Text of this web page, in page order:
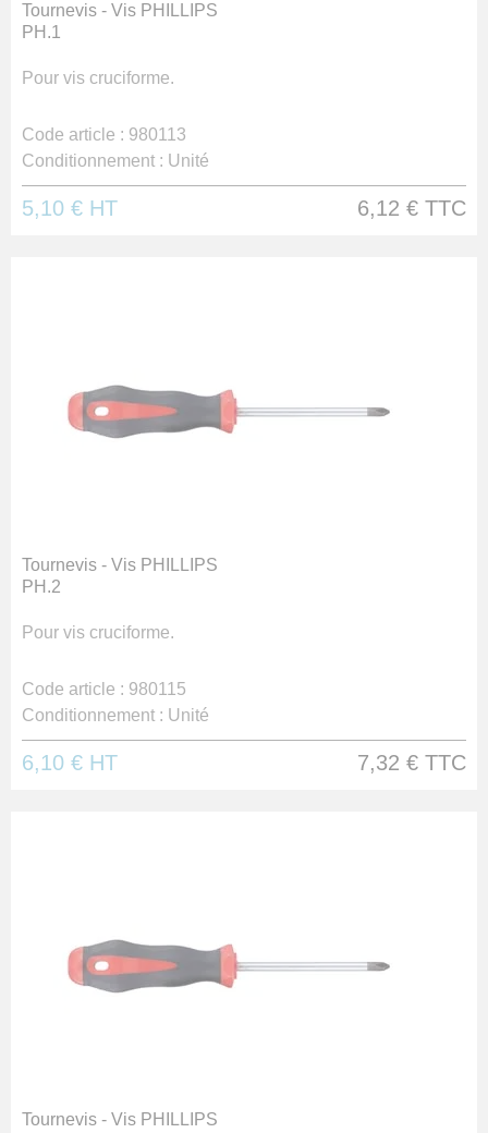
Tournevis - Vis PHILLIPS
PH.1
Pour vis cruciforme.
Code article : 980113
Conditionnement : Unité
5,10 € HT 6,12 € TTC
Tournevis - Vis PHILLIPS
PH.2
Pour vis cruciforme.
Code article : 980115
Conditionnement : Unité
6,10 € HT 7,32 € TTC
Tournevis - Vis PHILLIPS